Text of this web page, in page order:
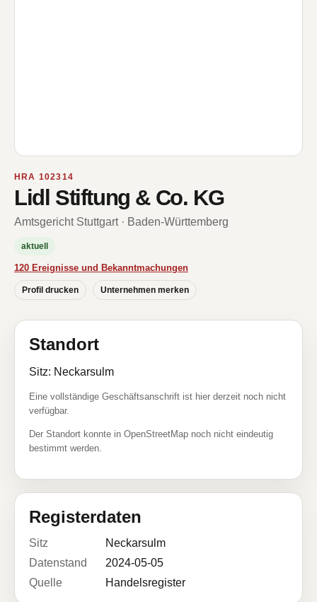
HRA 102314
Lidl Stiftung & Co. KG
Amtsgericht Stuttgart · Baden-Württemberg
aktuell
120 Ereignisse und Bekanntmachungen
Profil drucken Unternehmen merken
Standort
Sitz: Neckarsulm
Eine vollständige Geschäftsanschrift ist hier derzeit noch nicht
verfügbar.
Der Standort konnte in OpenStreetMap noch nicht eindeutig
bestimmt werden.
Registerdaten
Sitz
Neckarsulm
Datenstand
2024-05-05
Quelle
Handelsregister